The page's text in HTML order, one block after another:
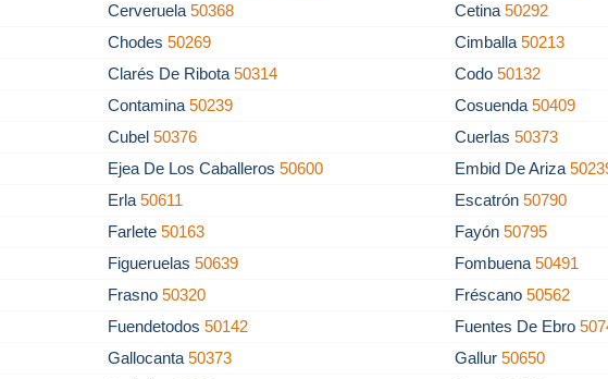
Cerveruela50368 Cetina50292
Chodes50269 Cimballa50213
Clarés De Ribota50314 Codo50132
Contamina50239 Cosuenda50409
Cubel50376 Cuerlas50373
Ejea De Los Caballeros50600 Embid De Ariza
Erla50611 Escatrón50790
Farlete50163 Fayón50795
Figueruelas50639 Fombuena50491
Frasno50320 Fréscano50562
Fuendetodos50142 Fuentes De Ebro
Gallocanta50373 Gallur50650